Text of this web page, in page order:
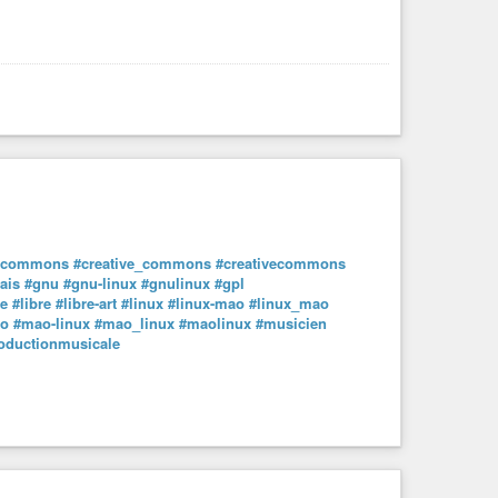
#creative_commons #creativecommons
#gnu #gnu-linux #gnulinux #gpl
#libre #libre-art #linux #linux-mao #linux_mao
#mao-linux #mao_linux #maolinux #musicien